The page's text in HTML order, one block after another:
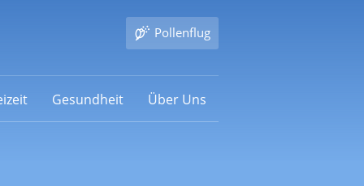
Pollenflug
Gesundheit Über Uns